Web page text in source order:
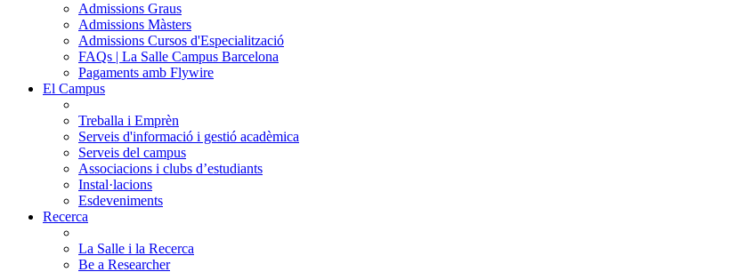
Admissions Graus
Admissions Màsters
Admissions Cursos d'Especialització
FAQs | La Salle Campus Barcelona
Pagaments amb Flywire
El Campus
Treballa i Emprèn
Serveis d'informació i gestió acadèmica
Serveis del campus
Associacions i clubs d’estudiants
Instal·lacions
Esdeveniments
Recerca
La Salle i la Recerca
Be a Researcher